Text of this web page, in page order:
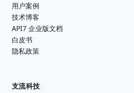
用户案例
技术博客
API7 企业版文档
白皮书
隐私政策
支流科技